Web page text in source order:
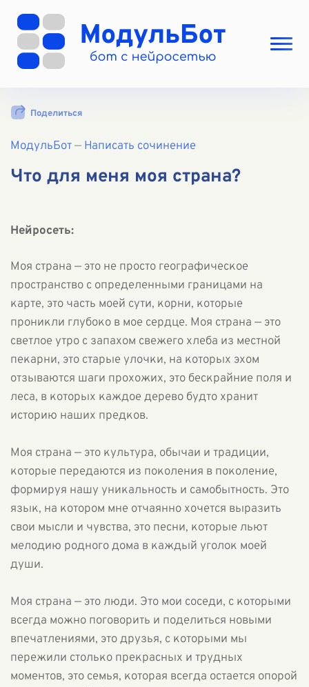
Выбрать режим
Вход
Поделиться
МодульБот— Написать сочинение
Что для меня моя страна?
Нейросеть:
Моя страна — это не просто географическое
пространство с определенными границами на
карте, это часть моей сути, корни, которые
проникли глубоко в мое сердце. Моя страна — это
светлое утро с запахом свежего хлеба из местной
пекарни, это старые улочки, на которых эхом
отзываются шаги прохожих, это бескрайние поля и
леса, в которых каждое дерево будто хранит
историю наших предков.
Моя страна — это культура, обычаи и традиции,
которые передаются из поколения в поколение,
формируя нашу уникальность и самобытность. Это
язык, на котором мне отчаянно хочется выразить
свои мысли и чувства, это песни, которые льют
мелодию родного дома в каждый уголок моей
души.
Моя страна — это люди. Это мои соседи, с которыми
всегда можно поговорить и поделиться новыми
впечатлениями, это друзья, с которыми мы
пережили столько прекрасных и трудных
моментов, это семья, которая всегда остается опорой